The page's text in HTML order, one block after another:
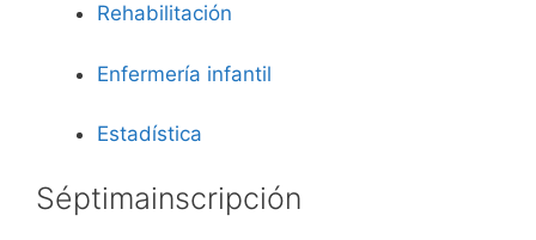
Rehabilitación
Enfermería infantil
Estadística
Séptimainscripción